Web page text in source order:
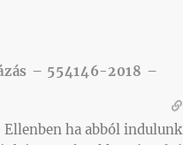
– 554146-2018 –
ha abból indulunk